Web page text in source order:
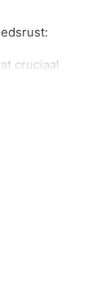
cruciaal